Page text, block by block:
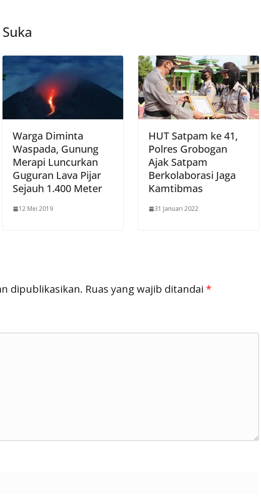
Warga Diminta
Waspada, Gunung
Merapi Luncurkan
Guguran Lava Pijar
Sejauh 1.400 Meter
12 Mei 2019
HUT Satpam ke 41,
Polres Grobogan
Ajak Satpam
Berkolaborasi Jaga
Kamtibmas
31 Januari 2022
dipublikasikan. Ruas yang wajib ditandai *